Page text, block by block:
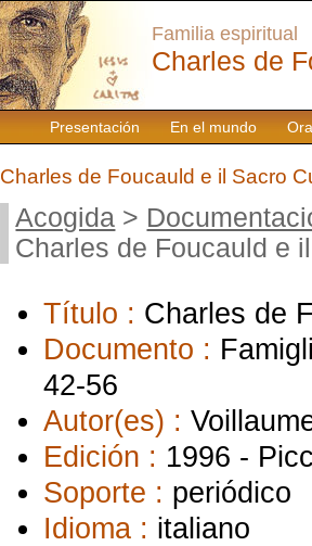
Presentación En el mundo
Familia espiritual
Charles de
Charles de Foucauld e il Sacro
Acogida >
Charles de Foucauld e
Título : Charles de
Documento :
42-56
Autor(es) :
Edición : 1996 -
Soporte : periódico
Idioma : italiano